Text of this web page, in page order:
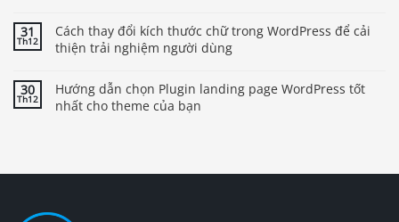
31
Th12
Cách thay đổi kích thước chữ trong WordPress để cải
thiện trải nghiệm người dùng
30
Th12
Hướng dẫn chọn Plugin landing page WordPress tốt
nhất cho theme của bạn